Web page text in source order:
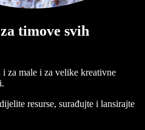
timove svih
za male i za velike kreativne
resurse, surađujte i lansirajte